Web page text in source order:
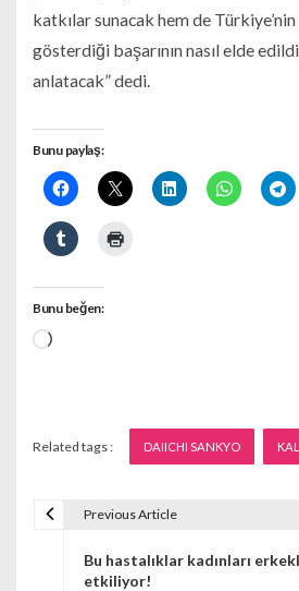
katkılar sunacak hem de
gösterdiği başarının nasıl elde
anlatacak” dedi.
Bunu paylaş:
Bunu beğen:
Yükleniyor...
Related tags : DAIICHI SANKYO
Previous Article
Bu hastalıklar kadınları
etkiliyor!